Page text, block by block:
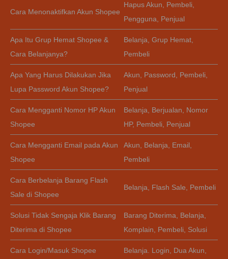
Cara Menonaktifkan Akun Shopee
Hapus Akun, Pembeli,
Pengguna, Penjual
Apa Itu Grup Hemat Shopee &
Cara Belanjanya?
Belanja, Grup Hemat,
Pembeli
Apa Yang Harus Dilakukan Jika
Lupa Password Akun Shopee?
Akun, Password, Pembeli,
Penjual
Cara Mengganti Nomor HP Akun
Shopee
Belanja, Berjualan, Nomor
HP, Pembeli, Penjual
Cara Mengganti Email pada Akun
Shopee
Akun, Belanja, Email,
Pembeli
Cara Berbelanja Barang Flash
Sale di Shopee
Belanja, Flash Sale, Pembeli
Solusi Tidak Sengaja Klik Barang
Diterima di Shopee
Barang Diterima, Belanja,
Komplain, Pembeli, Solusi
Cara Login/Masuk Shopee
Belanja. Login, Dua Akun,